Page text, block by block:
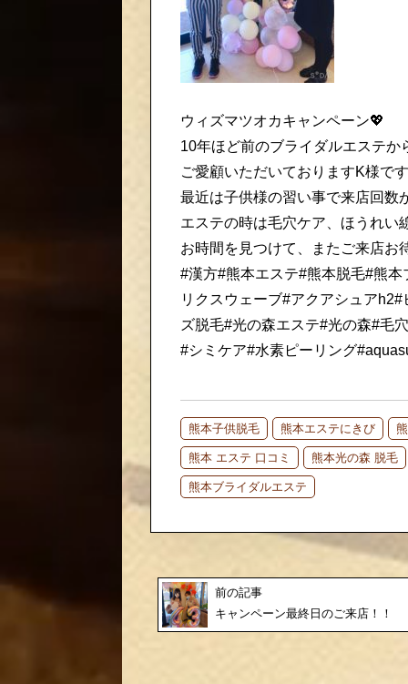
ウィズマツオカキャンペーン💖
10年ほど前のブライダルエステか
ご愛顧いただいておりますK様で
最近は子供様の習い事で来店回数
エステの時は毛穴ケア、ほうれい
お時間を見つけて、またご来店お
#漢方#熊本エステ#熊本脱毛#熊
リクスウェーブ#アクアシュア
ズ脱毛#光の森エステ#光の森#毛
#シミケア#水素ピーリング
熊本子供脱毛 熊本エステにきび
熊本 エステ 口コミ 熊本光の森 脱毛
熊本ブライダルエステ
前の記事
キャンペーン最終日のご来店！！